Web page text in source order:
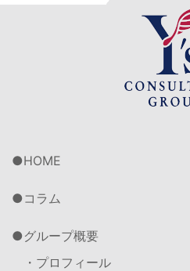
HOME
コラム
グループ概要
・プロフィール